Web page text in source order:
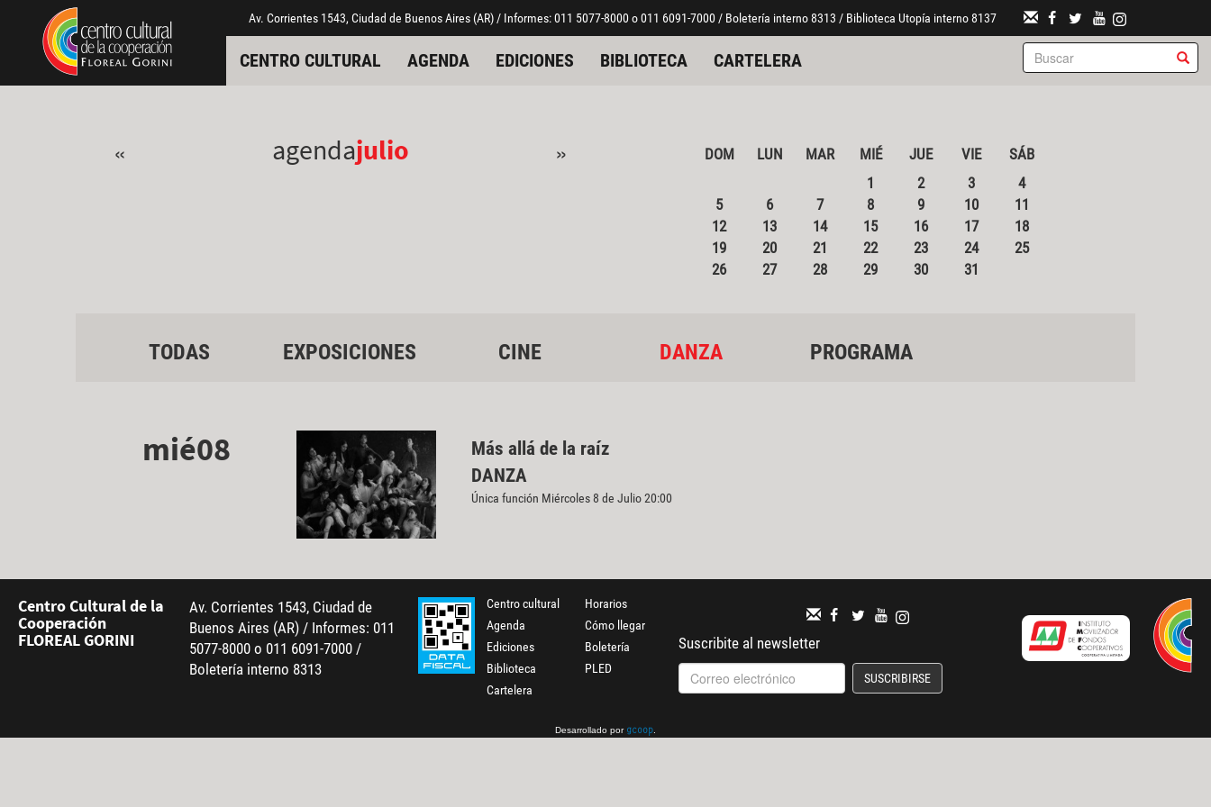
Pasar al contenido principal
Jump to main content Av. Corrientes 1543, Ciudad de Buenos Aires (AR) / Informes: 011 5077-8000 o 011 6091-7000 / Boletería interno 8313 / Biblioteca Utopía interno 8137
CENTRO CULTURAL AGENDA EDICIONES BIBLIOTECA CARTELERA
« agendajulio » DOM LUN MAR MIÉ JUE VIE
SÁB
1
2 3
4
5
6 7 8 9 10
11
12
13 14 15 16 17
18
19
20 21 22 23 24
25
26
27 28 29 30 31
TODAS EXPOSICIONES CINE DANZA PROGRAMA
mié08
Más allá de la raíz
DANZA
Única función Miércoles 8 de Julio 20:00
Centro Cultural de la
Cooperación
FLOREAL GORINI
Av. Corrientes 1543, Ciudad de
Buenos Aires (AR) / Informes: 011
5077-8000 o 011 6091-7000 /
Boletería interno 8313
Centro cultural
Agenda
Ediciones
Biblioteca
Cartelera
Horarios
Cómo llegar
Boletería
PLED
Suscribite al newsletter
SUSCRIBIRSE
Desarrollado por gcoop